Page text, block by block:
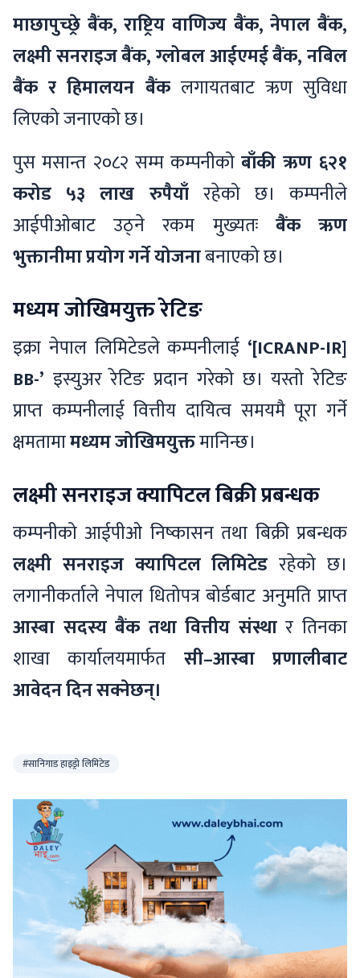
माछापुच्छ्रे बैंक, राष्ट्रिय वाणिज्य बैंक, नेपाल बैंक,
लक्ष्मी सनराइज बैंक, ग्लोबल आईएमई बैंक, नबिल
बैंक र हिमालयन बैंकलगायतबाट ऋण सुविधा
लिएको जनाएको छ।
पुस मसान्त २०८२ सम्म कम्पनीकोबाँकी ऋण ६२१
करोड ५३ लाख रुपैयाँरहेको छ। कम्पनीले
आईपीओबाट उठ्ने रकम मुख्यतः बैंक ऋण
भुक्तानीमा प्रयोग गर्ने योजनाबनाएको छ।
मध्यम जोखिमयुक्त रेटिङ
इक्रा नेपाल लिमिटेडले कम्पनीलाई ‘[ICRANP-IR]
BB-’ इस्युअर रेटिङ प्रदान गरेको छ। यस्तो रेटिङ
प्राप्त कम्पनीलाई वित्तीय दायित्व समयमै पूरा गर्ने
क्षमतामामध्यम जोखिमयुक्तमानिन्छ।
लक्ष्मी सनराइज क्यापिटल बिक्री प्रबन्धक
कम्पनीको आईपीओ निष्कासन तथा बिक्री प्रबन्धक
लक्ष्मी सनराइज क्यापिटल लिमिटेड रहेको छ।
लगानीकर्ताले नेपाल धितोपत्र बोर्डबाट अनुमति प्राप्त
आस्बा सदस्य बैंक तथा वित्तीय संस्थार तिनका
शाखा कार्यालयमार्फत सी–आस्बा प्रणालीबाट
आवेदन दिन सक्नेछन्।
#सानिगाड हाइड्रो लिमिटेड